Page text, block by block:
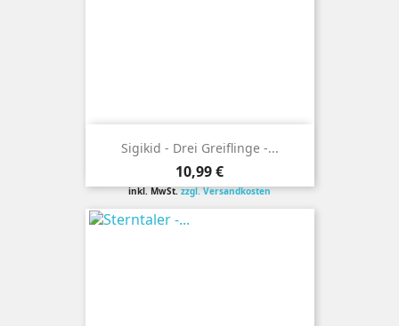
Sigikid - Drei Greiflinge -...
Preis
10,99 €
inkl. MwSt.zzgl. Versandkosten